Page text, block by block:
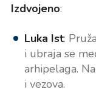
Izdvojeno:
Luka Ist:
i ubraja se
arhipelaga.
i vezova.